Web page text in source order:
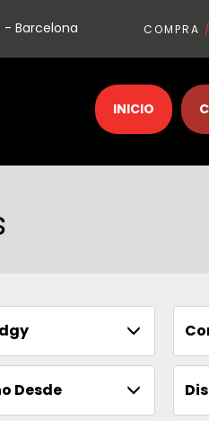
- Barcelona COMPRA /
INICIO
Desde